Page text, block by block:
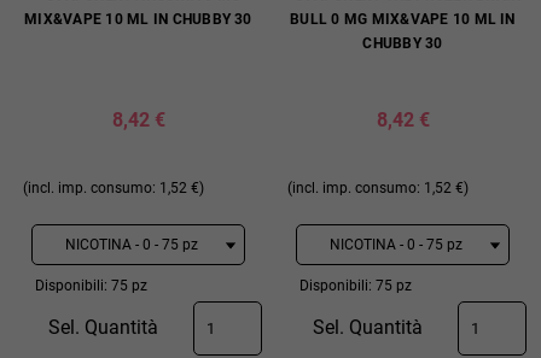
MIX&VAPE 10 ML IN CHUBBY 30
8,42 €
(incl. imp. consumo: 1,52 €)
Disponibili: 75 pz
Sel. Quantità
BULL 0 MG MIX&VAPE 10 ML IN
CHUBBY 30
8,42 €
(incl. imp. consumo: 1,52 €)
Disponibili: 75 pz
Sel. Quantità